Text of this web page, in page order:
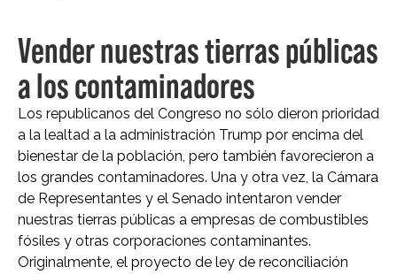
Vender nuestras tierras públicas
a los contaminadores
Los republicanos del Congreso no sólo dieron prioridad
a la lealtad a la administración Trump por encima del
bienestar de la población, pero también favorecieron a
los grandes contaminadores. Una y otra vez, la Cámara
de Representantes y el Senado intentaron vender
nuestras tierras públicas a empresas de combustibles
fósiles y otras corporaciones contaminantes.
Originalmente, el proyecto de ley de reconciliación